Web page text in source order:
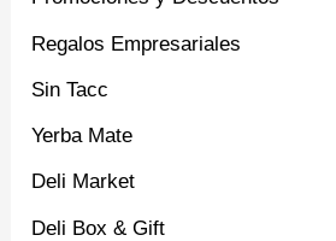
Regalos Empresariales
Sin Tacc
Yerba Mate
Deli Market
Deli Box & Gift